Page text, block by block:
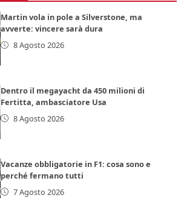
Martin vola in pole a Silverstone, ma
avverte: vincere sarà dura
8 Agosto 2026
Dentro il megayacht da 450 milioni di
Fertitta, ambasciatore Usa
8 Agosto 2026
Vacanze obbligatorie in F1: cosa sono e
perché fermano tutti
7 Agosto 2026